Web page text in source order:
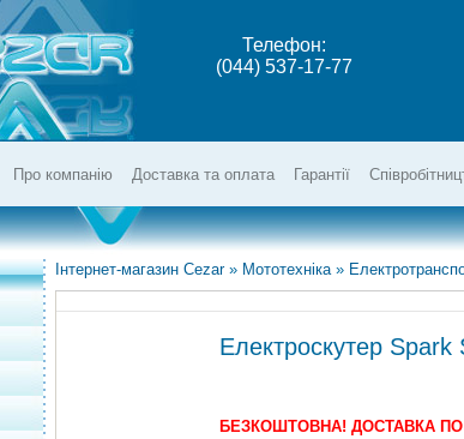
Телефон:
(044) 537-17-77
Про компанію Доставка та оплата Гарантії
Інтернет-магазин Cezar » Мототехніка»
Електроскутер Spark
БЕЗКОШТОВНА! ДОСТАВКА ПО